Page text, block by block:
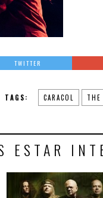
TWITTER
TAGS: CARACOL THE
ESTAR